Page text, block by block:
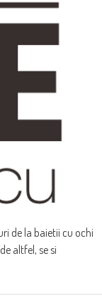
de la baietii cu ochi
altfel, se si